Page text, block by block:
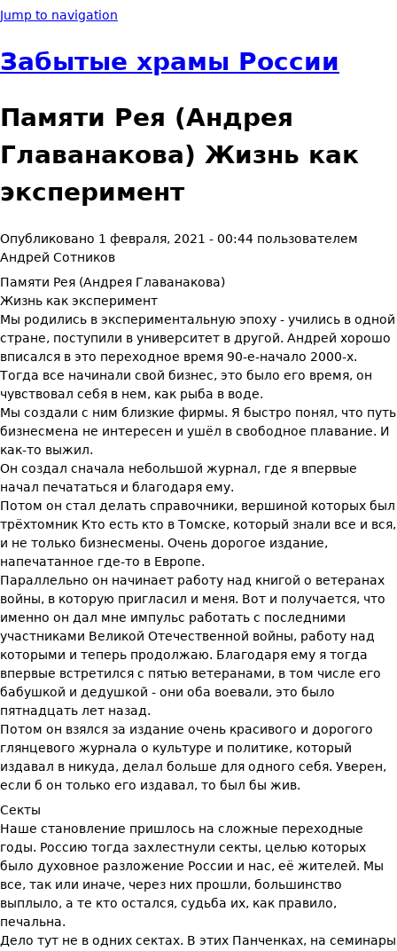
Jump to navigation
Забытые храмы России
Памяти Рея (Андрея
Главанакова) Жизнь как
эксперимент
Опубликовано 1 февраля, 2021 - 00:44 пользователем
Андрей Сотников
Памяти Рея (Андрея Главанакова)
Жизнь как эксперимент
Мы родились в экспериментальную эпоху - учились в одной
стране, поступили в университет в другой. Андрей хорошо
вписался в это переходное время 90-е-начало 2000-х.
Тогда все начинали свой бизнес, это было его время, он
чувствовал себя в нем, как рыба в воде.
Мы создали с ним близкие фирмы. Я быстро понял, что путь
бизнесмена не интересен и ушёл в свободное плавание. И
как-то выжил.
Он создал сначала небольшой журнал, где я впервые
начал печататься и благодаря ему.
Потом он стал делать справочники, вершиной которых был
трёхтомник Кто есть кто в Томске, который знали все и вся,
и не только бизнесмены. Очень дорогое издание,
напечатанное где-то в Европе.
Параллельно он начинает работу над книгой о ветеранах
войны, в которую пригласил и меня. Вот и получается, что
именно он дал мне импульс работать с последними
участниками Великой Отечественной войны, работу над
которыми и теперь продолжаю. Благодаря ему я тогда
впервые встретился с пятью ветеранами, в том числе его
бабушкой и дедушкой - они оба воевали, это было
пятнадцать лет назад.
Потом он взялся за издание очень красивого и дорогого
глянцевого журнала о культуре и политике, который
издавал в никуда, делал больше для одного себя. Уверен,
если б он только его издавал, то был бы жив.
Секты
Наше становление пришлось на сложные переходные
годы. Россию тогда захлестнули секты, целью которых
было духовное разложение России и нас, её жителей. Мы
все, так или иначе, через них прошли, большинство
выплыло, а те кто остался, судьба их, как правило,
печальна.
Дело тут не в одних сектах. В этих Панченках, на семинары